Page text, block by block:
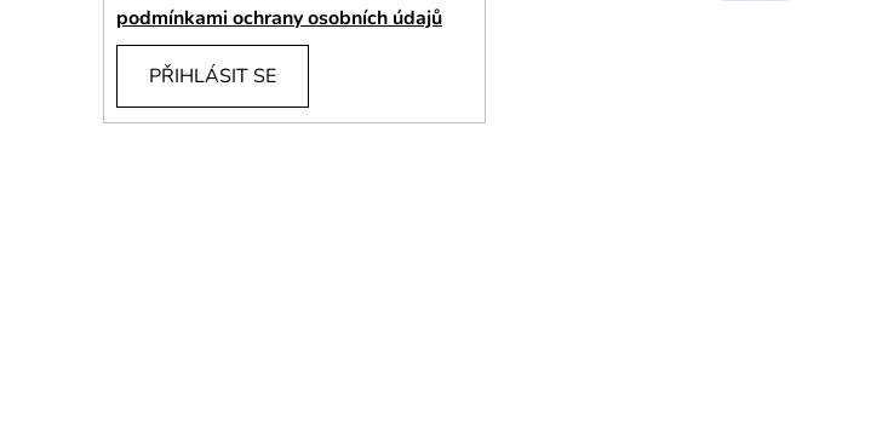
e
podmínkami ochrany osobních údajů
PŘIHLÁSIT SE